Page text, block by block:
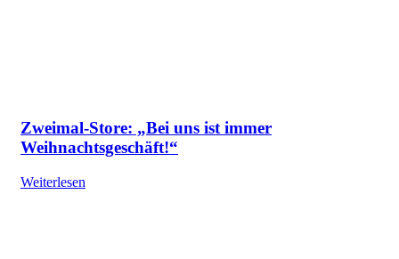
Zweimal-Store: „Bei uns ist immer
Weihnachtsgeschäft!“
Weiterlesen